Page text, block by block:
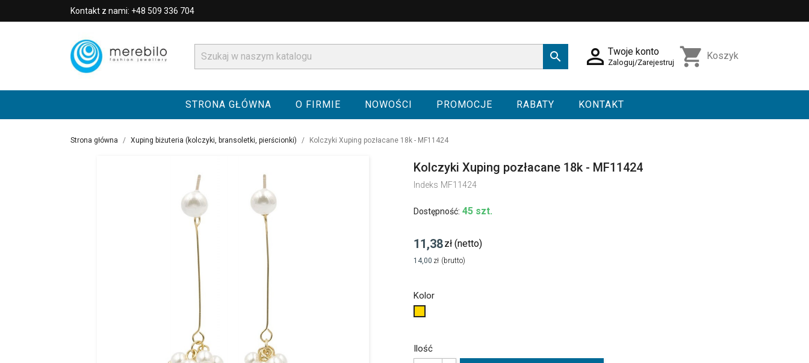
Kontakt z nami: +48 509 336 704
  Twoje konto
Zaloguj/Zarejestruj shopping_cart Koszyk
STRONA GŁÓWNA O FIRMIE NOWOŚCI PROMOCJE RABATY KONTAKT
Strona główna Xuping biżuteria (kolczyki, bransoletki, pierścionki) Kolczyki Xuping pozłacane 18k - MF11424
Kolczyki Xuping pozłacane 18k - MF11424
Indeks MF11424
Dostępność: 45 szt.
11,38zł (netto)
14,00 zł (brutto)
Kolor
Ilość